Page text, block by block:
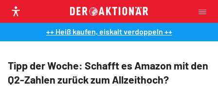
++ Heiß kaufen, eiskalt verdoppeln ++
Tipp der Woche: Schafft es Amazon mit den
Q2-Zahlen zurück zum Allzeithoch?